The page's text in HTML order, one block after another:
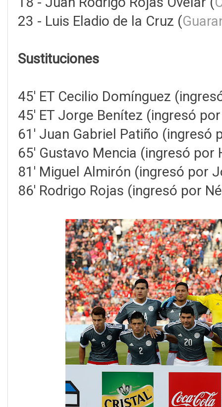
23 - Luis Eladio de la Cruz (
Sustituciones
45' ET Cecilio Domínguez
45' ET Jorge Benítez (ingresó
61' Juan Gabriel Patiño (ingresó
65' Gustavo Mencia (ingresó por
81' Miguel Almirón (ingresó por
86' Rodrigo Rojas (ingresó por